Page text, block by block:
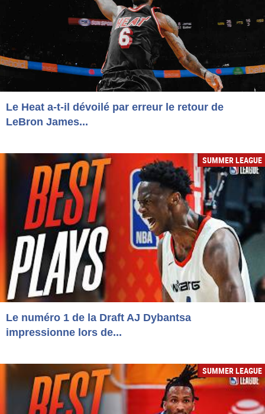
Le Heat a-t-il dévoilé par erreur le retour de
LeBron James...
SUMMER LEAGUE
Le numéro 1 de la Draft AJ Dybantsa
impressionne lors de...
SUMMER LEAGUE